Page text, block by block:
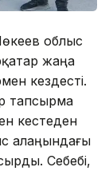
облыс
жаңа
кездесті.
тапсырма
кестеден
алаңындағы
Себебі,